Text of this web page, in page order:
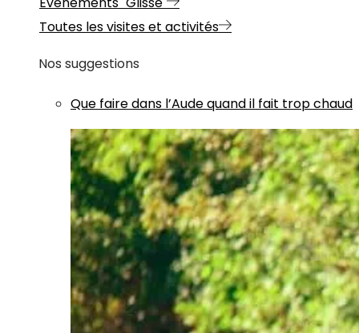
Toutes les visites et activités
Nos suggestions
Que faire dans l’Aude quand il fait trop chaud